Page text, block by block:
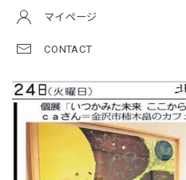
マイページ
CONTACT